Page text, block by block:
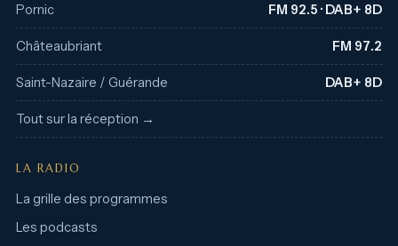
Pornic FM 92.5 · DAB+ 8D
Châteaubriant FM 97.2
Saint-Nazaire / Guérande DAB+ 8D
Tout sur la réception →
LA RADIO
La grille des programmes
Les podcasts